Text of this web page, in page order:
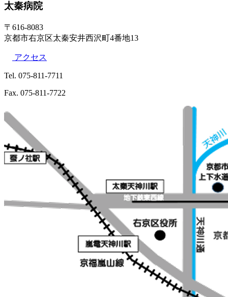
太秦病院
〒616-8083
京都市右京区太秦安井西沢町4番地13
アクセス
Tel. 075-811-7711
Fax. 075-811-7722